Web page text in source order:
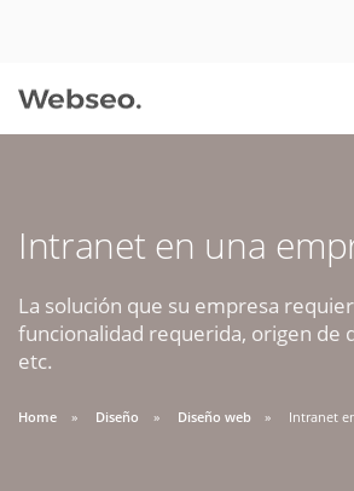
Intranet en una
La solución que su empresa
funcionalidad requerida, origen de
etc.
Home Diseño Diseño web Intranet
09:30 AM A 18:30 PM
soporte@webseo.cl